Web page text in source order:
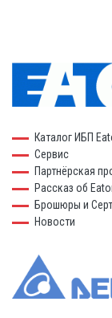
Каталог ИБП
Сервис
Партнёрская
Рассказ об
Брошюры и
Новости